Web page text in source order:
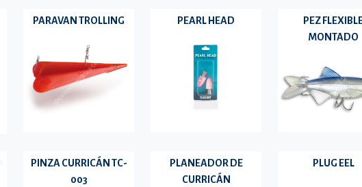
PARAVAN TROLLING PEARL HEAD
PEZ
MONTADO
PINZA CURRICÁN TC-
003
PLANEADOR DE
CURRICÁN
PLUG EEL